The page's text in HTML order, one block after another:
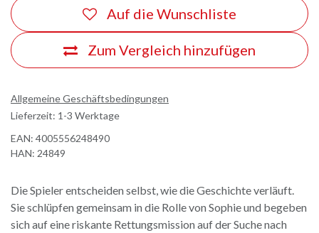
Zum Vergleich hinzufügen
Auf die Wunschliste
Allgemeine Geschäftsbedingungen
Lieferzeit: 1-3 Werktage
EAN: 4005556248490
HAN: 24849
Die Spieler entscheiden selbst, wie die Geschichte verläuft.
Sie schlüpfen gemeinsam in die Rolle von Sophie und begeben
sich auf eine riskante Rettungsmission auf der Suche nach